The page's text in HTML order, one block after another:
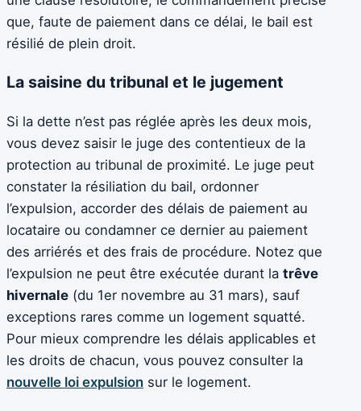
que, faute de paiement dans ce délai, le bail est
résilié de plein droit.
La saisine du tribunal et le jugement
Si la dette n’est pas réglée après les deux mois,
vous devez saisir le juge des contentieux de la
protection au tribunal de proximité. Le juge peut
constater la résiliation du bail, ordonner
l’expulsion, accorder des délais de paiement au
locataire ou condamner ce dernier au paiement
des arriérés et des frais de procédure. Notez que
l’expulsion ne peut être exécutée durant la trêve
hivernale (du 1er novembre au 31 mars), sauf
exceptions rares comme un logement squatté.
Pour mieux comprendre les délais applicables et
les droits de chacun, vous pouvez consulter la
nouvelle loi expulsion sur le logement.